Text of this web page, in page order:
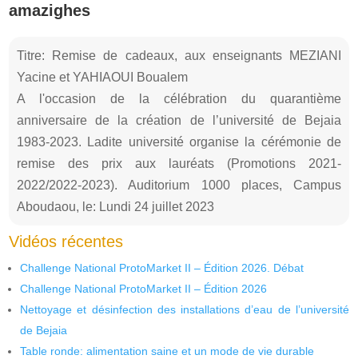
amazighes
Titre: Remise de cadeaux, aux enseignants MEZIANI
Yacine et YAHIAOUI Boualem
A l'occasion de la célébration du quarantième
anniversaire de la création de l’université de Bejaia
1983-2023. Ladite université organise la cérémonie de
remise des prix aux lauréats (Promotions 2021-
2022/2022-2023). Auditorium 1000 places, Campus
Aboudaou, le: Lundi 24 juillet 2023
Vidéos récentes
Challenge National ProtoMarket II – Édition 2026. Débat
Challenge National ProtoMarket II – Édition 2026
Nettoyage et désinfection des installations d’eau de l’université
de Bejaia
Table ronde: alimentation saine et un mode de vie durable